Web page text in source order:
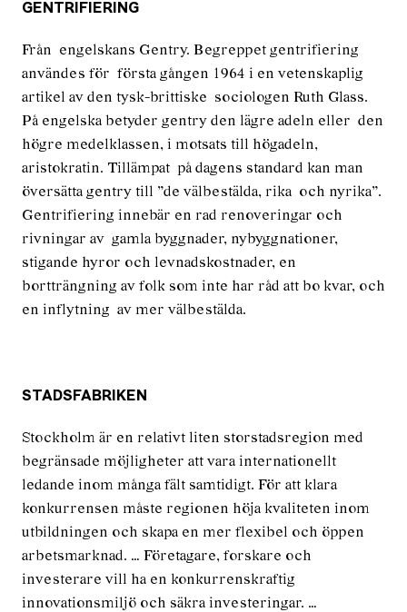
GENTRIFIERING
Från engelskans Gentry. Begreppet gentrifiering
användes för första gången 1964 i en vetenskaplig
artikel av den tysk-brittiske sociologen Ruth Glass.
På engelska betyder gentry den lägre adeln eller den
högre medelklassen, i motsats till högadeln,
aristokratin. Tillämpat på dagens standard kan man
översätta gentry till ”de välbestälda, rika och nyrika”.
Gentrifiering innebär en rad renoveringar och
rivningar av gamla byggnader, nybyggnationer,
stigande hyror och levnadskostnader, en
bortträngning av folk som inte har råd att bo kvar, och
en inflytning av mer välbestälda.
STADSFABRIKEN
Stockholm är en relativt liten storstadsregion med
begränsade möjligheter att vara internationellt
ledande inom många fält samtidigt. För att klara
konkurrensen måste regionen höja kvaliteten inom
utbildningen och skapa en mer flexibel och öppen
arbetsmarknad. … Företagare, forskare och
investerare vill ha en konkurrenskraftig
innovationsmiljö och säkra investeringar. …